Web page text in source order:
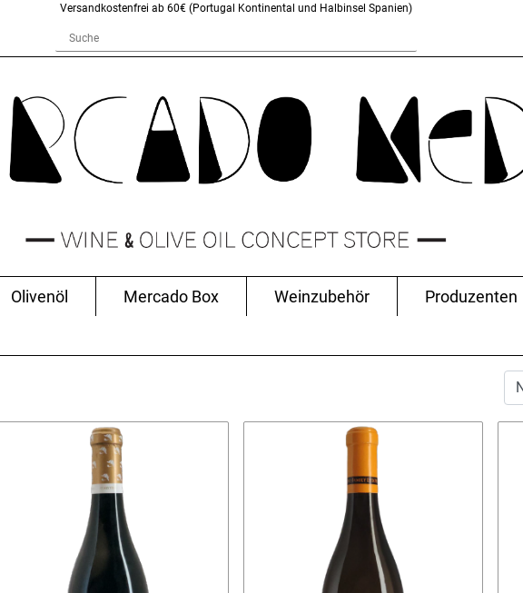
Versandkostenfrei ab 60€ (Portugal Kontinental und Halbinsel Spanien)
Olivenöl Mercado Box Weinzubehör Produzenten